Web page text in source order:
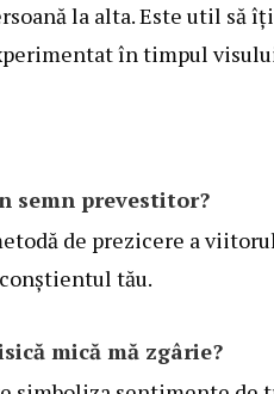
la alta. Este util
în timpul
semn prevestitor?
de prezicere a
tău.
mică mă zgârie?